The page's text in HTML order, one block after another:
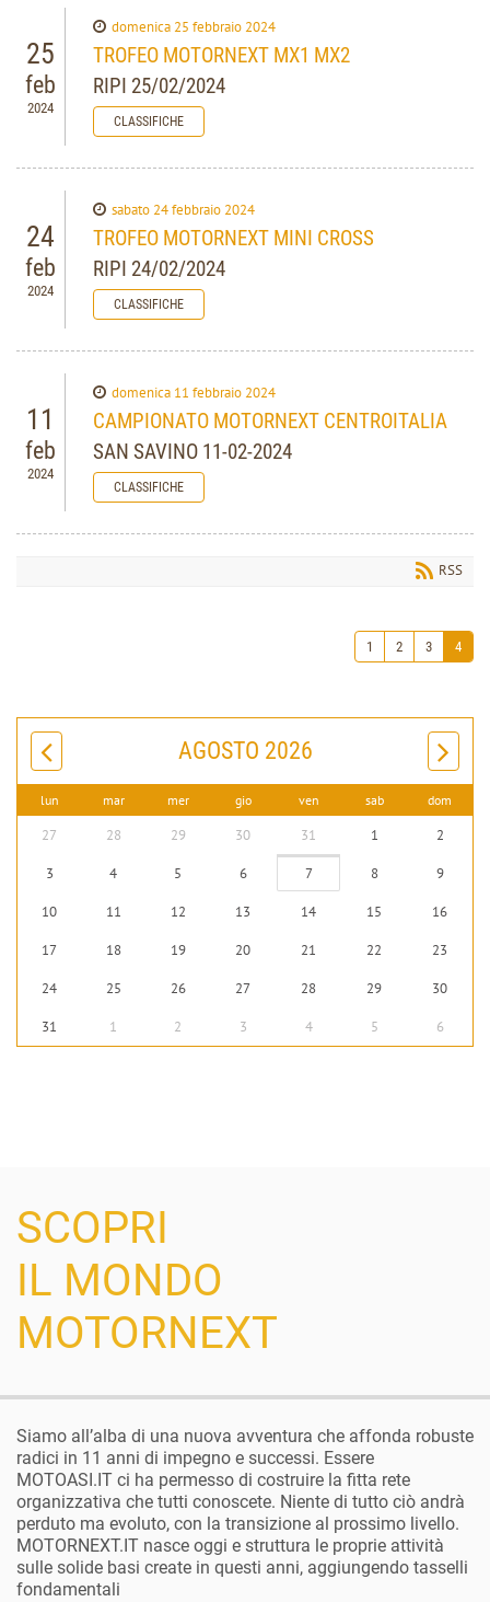
25
feb
2024
domenica 25 febbraio 2024
TROFEO MOTORNEXT MX1 MX2
RIPI 25/02/2024
CLASSIFICHE
24
feb
2024
sabato 24 febbraio 2024
TROFEO MOTORNEXT MINI CROSS
RIPI 24/02/2024
CLASSIFICHE
11
feb
2024
domenica 11 febbraio 2024
CAMPIONATO MOTORNEXT CENTROITALIA
SAN SAVINO 11-02-2024
CLASSIFICHE
RSS
1 2 3 4
AGOSTO 2026
lun mar mer gio ven sab dom
27 28 29 30 31 1 2
3 4 5 6 7 8 9
10 11 12 13 14 15 16
17 18 19 20 21 22 23
24 25 26 27 28 29 30
31 1 2 3 4 5 6
SCOPRI
IL MONDO
MOTORNEXT
Siamo all’alba di una nuova avventura che affonda robuste
radici in 11 anni di impegno e successi. Essere
MOTOASI.IT ci ha permesso di costruire la fitta rete
organizzativa che tutti conoscete. Niente di tutto ciò andrà
perduto ma evoluto, con la transizione al prossimo livello.
MOTORNEXT.IT nasce oggi e struttura le proprie attività
sulle solide basi create in questi anni, aggiungendo tasselli
fondamentali